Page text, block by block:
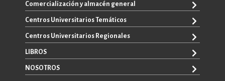
Comercialización y almacén general
ventas@editorial.udg.mx
WhatsApp: +52 33 1433 6869
Centros Universitarios Temáticos
CUAAD
CUCEA
CUCBA
Centros Universitarios Regionales
CUAAD
CUCBA
LIBROS
TODOS LOS LIBROS
NOSOTROS